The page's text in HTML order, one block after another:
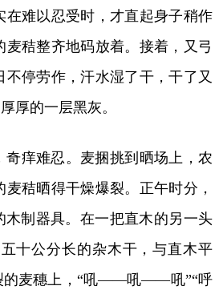
难以忍受时，才直起身子稍作
秸整齐地码放着。接着，又弓
停劳作，汗水湿了干，干了又
厚的一层黑灰。
痒难忍。麦捆挑到晒场上，农
秸晒得干燥爆裂。正午时分，
木制器具。在一把直木的另一头
十公分长的杂木干，与直木平
的麦穗上，“吼——吼——吼”“呼